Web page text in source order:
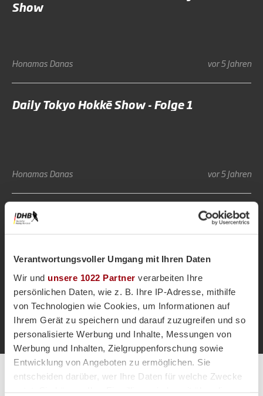
Verantwortungsvoller Umgang mit Ihren Daten
Wir und unsere 1022 Partner verarbeiten Ihre
persönlichen Daten, wie z. B. Ihre IP-Adresse, mithilfe
von Technologien wie Cookies, um Informationen auf
Ihrem Gerät zu speichern und darauf zuzugreifen und so
personalisierte Werbung und Inhalte, Messungen von
Werbung und Inhalten, Zielgruppenforschung sowie
Entwicklung von Angeboten zu ermöglichen. Sie
entscheiden darüber, wer Ihre Daten für welche Zwecke
Show
HonamasDanas vor 5 Jahren
Daily Tokyo Hokkē Show - Folge 1
HonamasDanas vor 5 Jahren
Regeländerungen zur
Verband Ligen vor 6 Jahren
Alle Spiele unserer Danas und Honamas live und kostenfrei